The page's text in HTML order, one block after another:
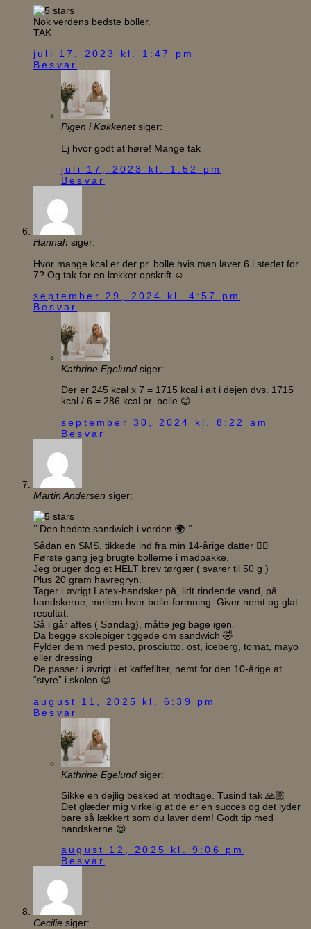
Nok verdens bedste boller.
TAK
juli 17, 2023 kl. 1:47 pm
Besvar
Pigen i Køkkenet siger:
Ej hvor godt at høre! Mange tak
juli 17, 2023 kl. 1:52 pm
Besvar
Hannah siger:
Hvor mange kcal er der pr. bolle hvis man laver 6 i stedet for
7? Og tak for en lækker opskrift ☺️
september 29, 2024 kl. 4:57 pm
Besvar
Kathrine Egelund siger:
Der er 245 kcal x 7 = 1715 kcal i alt i dejen dvs. 1715
kcal / 6 = 286 kcal pr. bolle 😊
september 30, 2024 kl. 8:22 am
Besvar
Martin Andersen siger:
‘’ Den bedste sandwich i verden 🌍 ‘’
Sådan en SMS, tikkede ind fra min 14-årige datter 👍🏻
Første gang jeg brugte bollerne i madpakke.
Jeg bruger dog et HELT brev tørgær ( svarer til 50 g )
Plus 20 gram havregryn.
Tager i øvrigt Latex-handsker på, lidt rindende vand, på
handskerne, mellem hver bolle-formning. Giver nemt og glat
resultat.
Så i går aftes ( Søndag), måtte jeg bage igen.
Da begge skolepiger tiggede om sandwich 🤣
Fylder dem med pesto, prosciutto, ost, iceberg, tomat, mayo
eller dressing
De passer i øvrigt i et kaffefilter, nemt for den 10-årige at
“styre” i skolen 😉
august 11, 2025 kl. 6:39 pm
Besvar
Kathrine Egelund siger:
Sikke en dejlig besked at modtage. Tusind tak 🙏🏼
Det glæder mig virkelig at de er en succes og det lyder
bare så lækkert som du laver dem! Godt tip med
handskerne 😍
august 12, 2025 kl. 9:06 pm
Besvar
Cecilie siger: